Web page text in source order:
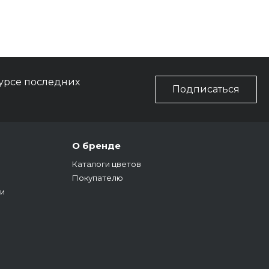
последних
Подписаться
О бренде
Каталоги цветов
Покупателю